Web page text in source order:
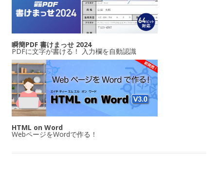
瞬簡PDF 書けまっせ 2024
PDFに文字が書ける！ 入力欄を自動認識
HTML on Word
WebページをWordで作る！